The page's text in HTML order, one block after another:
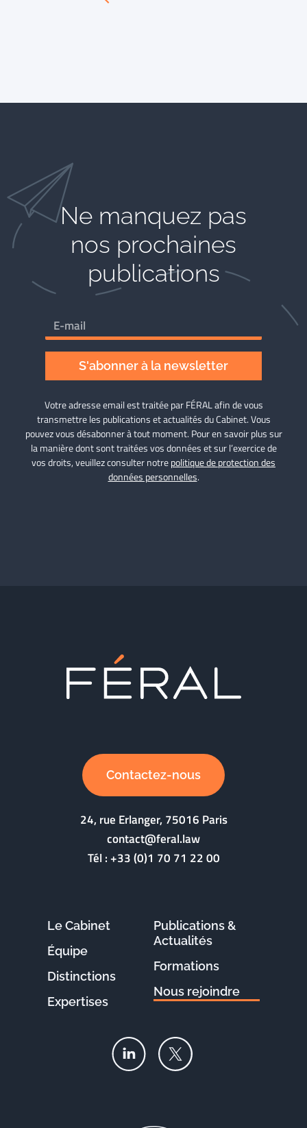
Ne manquez pas
nos prochaines
publications
S'abonner à la newsletter
Votre adresse email est traitée par FÉRAL afin de vous
transmettre les publications et actualités du Cabinet. Vous
pouvez vous désabonner à tout moment. Pour en savoir plus sur
la manière dont sont traitées vos données et sur l’exercice de
vos droits, veuillez consulter notrepolitique de protection des
données personnelles.
Contactez-nous
24, rue Erlanger, 75016 Paris
contact@feral.law
Tél :+33 (0)1 70 71 22 00
Le Cabinet
Équipe
Distinctions
Expertises
Publications &
Actualités
Formations
Nous rejoindre